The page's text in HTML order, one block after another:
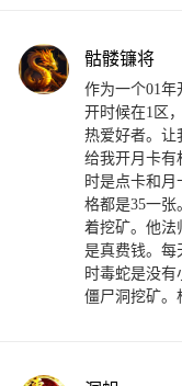
骷髅镰将
作为一个01年
开时候在1区
热爱好者。让
给我开月卡有
时是点卡和月
格都是35一
着挖矿。他法
是真费钱。每
时毒蛇是没
僵尸洞挖矿。